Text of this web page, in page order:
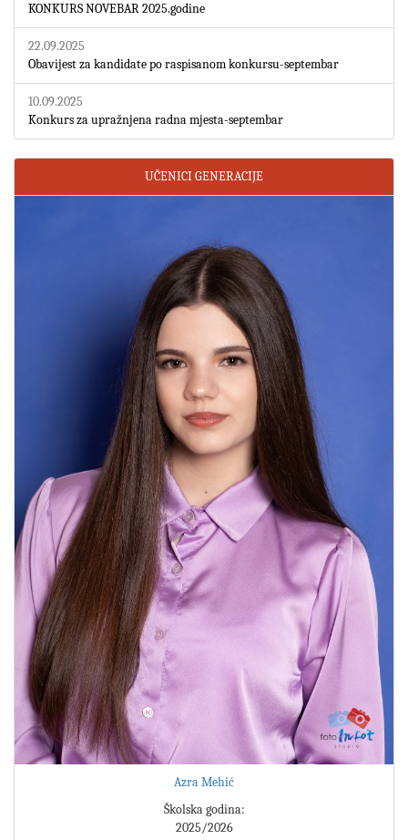
KONKURS NOVEBAR 2025.godine
22.09.2025
Obavijest za kandidate po raspisanom konkursu-septembar
10.09.2025
Konkurs za upražnjena radna mjesta-septembar
UČENICI GENERACIJE
Azra Mehić
Školska godina:
2025/2026